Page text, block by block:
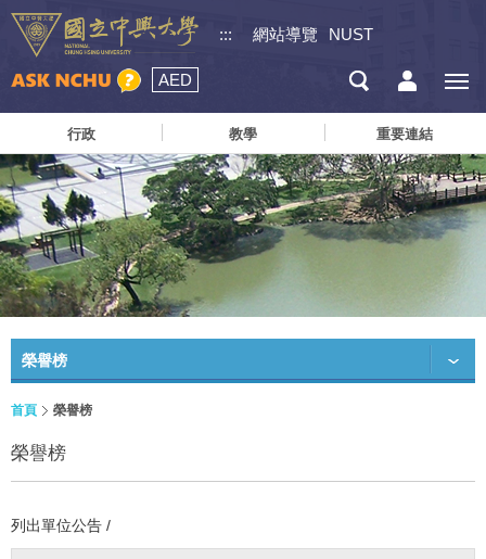
::: 網站導覽 NUST
AED
行政 教學 重要連結
榮譽榜
首頁 榮譽榜
榮譽榜
列出單位公告 /